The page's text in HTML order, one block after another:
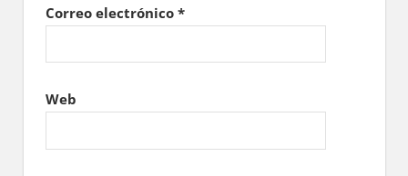
Correo electrónico *
Web